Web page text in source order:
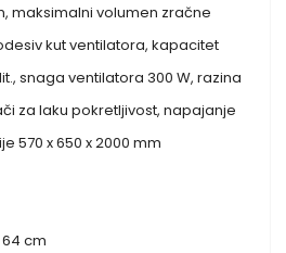
maksimalni volumen zračne
kut ventilatora, kapacitet
snaga ventilatora 300 W, razina
za laku pokretljivost, napajanje
570 x 650 x 2000 mm
cm